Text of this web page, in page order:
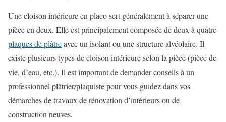
Une cloison intérieure en placo sert généralement à séparer une
pièce en deux. Elle est principalement composée de deux à quatre
plaques de plâtreavec un isolant ou une structure alvéolaire. Il
existe plusieurs types de cloison intérieure selon la pièce (pièce de
vie, d’eau, etc.). Il est important de demander conseils à un
professionnel plâtrier/plaquiste pour vous guidez dans vos
démarches de travaux de rénovation d’intérieurs ou de
construction neuves.